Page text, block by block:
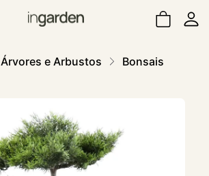
Árvores e Arbustos Bonsais